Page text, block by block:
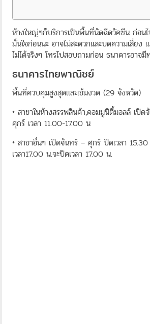
ห้างใหญ่ๆก็บริการเป็นพื้นที่นัดฉีดวัคซีน ก่อนไ
มั่นใจก่อนนะ อาจไม่สะดวกและบดความเสี่ยง
ไม่ได้จริงๆ โทรไปสอบถามก่อน ธนาคารอาจ
ธนาคารไทยพาณิชย์
พื้นที่ควบคุมสูงสุดและเข้มงวด (29 จังหวัด)
• สาขาในห้างสรรพสินค้า,คอมมูนิตี้มอลล์ เปิด
ศุกร์ เวลา 11.00-17.00 น
• สาขาอื่นๆ เปิดจันทร์ – ศุกร์ ปิดเวลา
เวลา17.00 น.จะปิดเวลา 17.00 น.